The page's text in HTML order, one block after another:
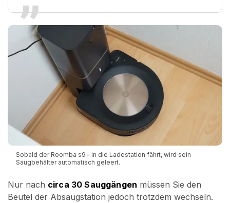
Sobald der Roomba s9+ in die Ladestation fährt, wird sein
Saugbehälter automatisch geleert.
Nur nach circa 30 Sauggängen müssen Sie den
Beutel der Absaugstation jedoch trotzdem wechseln.